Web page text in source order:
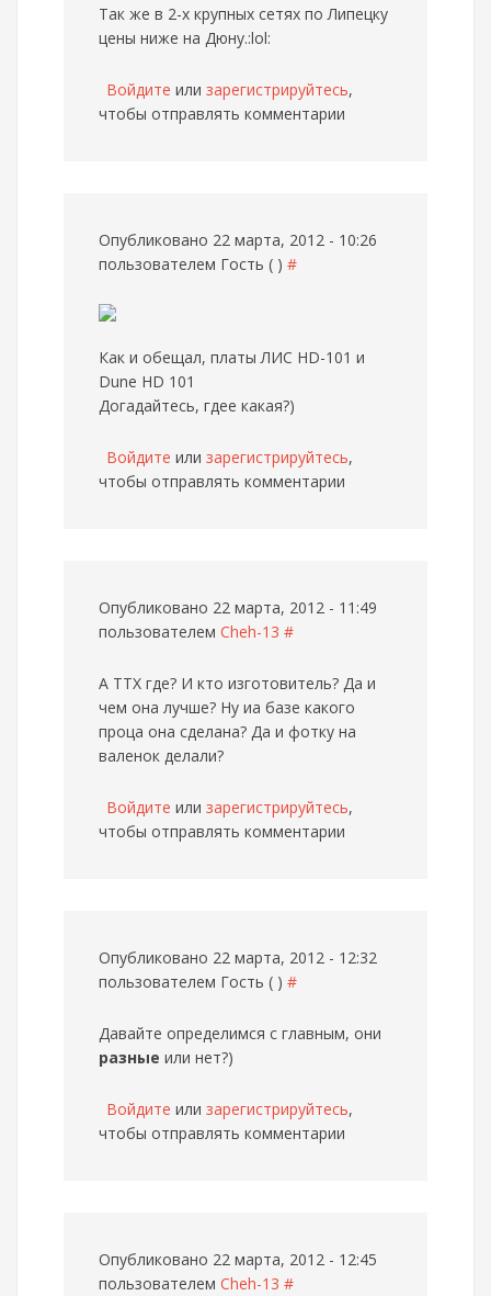
Так же в 2-х крупных сетях по Липецку
цены ниже на Дюну.:lol:
Войдите или зарегистрируйтесь,
чтобы отправлять комментарии
Опубликовано 22 марта, 2012 - 10:26
пользователем Гость ( ) #
Как и обещал, платы ЛИС HD-101 и
Dune HD 101
Догадайтесь, гдее какая?)
Войдите или зарегистрируйтесь,
чтобы отправлять комментарии
Опубликовано 22 марта, 2012 - 11:49
пользователем Cheh-13 #
А ТТХ где? И кто изготовитель? Да и
чем она лучше? Ну иа базе какого
проца она сделана? Да и фотку на
валенок делали?
Войдите или зарегистрируйтесь,
чтобы отправлять комментарии
Опубликовано 22 марта, 2012 - 12:32
пользователем Гость ( ) #
Давайте определимся с главным, они
разные или нет?)
Войдите или зарегистрируйтесь,
чтобы отправлять комментарии
Опубликовано 22 марта, 2012 - 12:45
пользователем Cheh-13 #